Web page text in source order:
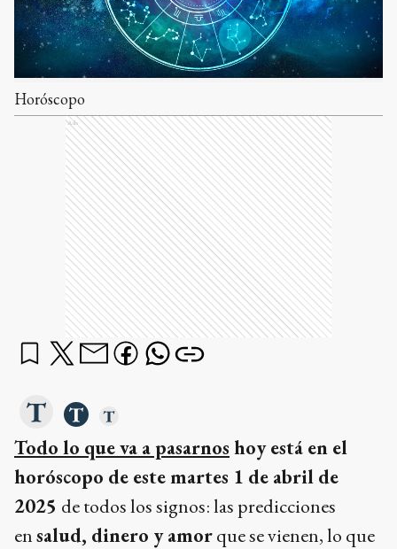
Horóscopo
Ads
Todo lo que va a pasarnos hoy está en el
horóscopo de este martes 1 de abril de
2025 de todos los signos: las predicciones
ensalud, dinero y amorque se vienen, lo que